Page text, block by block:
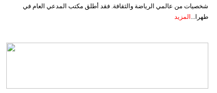
شخصيات من عالمي الرياضة والثقافة. فقد أطلق مكتب المدعي العام في
طهرا... المزيد